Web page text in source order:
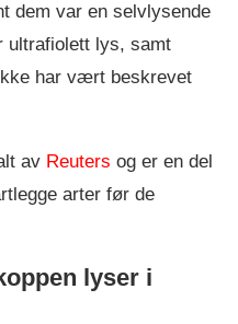
dem var en selvlysende
ultrafiolett lys, samt
har vært beskrevet
av Reuters og er en del
arter før de
lyser i